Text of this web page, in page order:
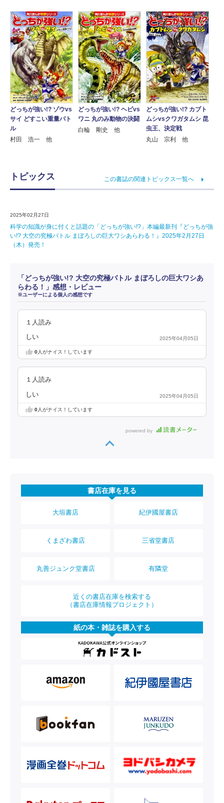
どっちが強い!? ゾウvs
サイ どすこい重量バト
ル
村田 浩一 他
どっちが強い!? ヘビvs
ワニ 丸のみ動物の決闘
白輪 剛史 他
どっちが強い!? カブト
ムシvsクワガタムシ 昆
虫王、決定戦
丸山 宗利 他
トピックス この書誌の関連トピックス一覧へ
2025年02月27日
科学の知識が身に付くと話題の「どっちが強い!?」本編最新刊『どっちが強
い!? 大空の究極バトル まぼろしの巨大ワシあらわる！』2025年2月27日
（木）発売！
「どっちが強い!? 大空の究極バトル まぼろしの巨大ワシあ
らわる！」感想・レビュー
※ユーザーによる個人の感想です
１人読み
しい 2025年04月05日
0人がナイス！しています
１人読み
しい 2025年04月05日
0人がナイス！しています
powered by
書店在庫を見る
大垣書店 紀伊國屋書店
くまざわ書店 三省堂書店
丸善ジュンク堂書店 有隣堂
近くの書店在庫を検索する
（書店在庫情報プロジェクト）
紙の本・雑誌を購入する